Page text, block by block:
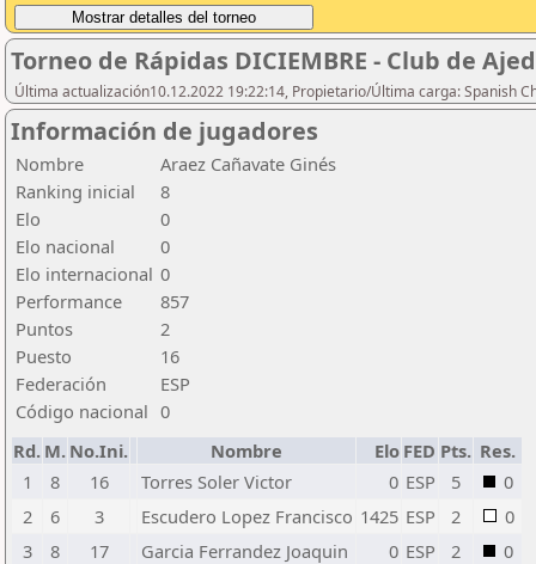
Torneo de Rápidas DICIEMBRE - Club de
Última actualización10.12.2022 19:22:14, Propietario/Última carga: Spanish
Información de jugadores
Nombre
Araez Cañavate Ginés
Ranking inicial
8
Elo
0
Elo nacional
0
Elo internacional 0
Performance
857
Puntos
2
Puesto
16
Federación
ESP
Código nacional 0
Rd. M. No.Ini. Nombre Elo FED Pts. Res.
1
8 16 Torres Soler Victor 0 ESP 5
0
2
6 3 Escudero Lopez Francisco 1425 ESP 2
0
3
8 17 Garcia Ferrandez Joaquin 0 ESP 2
0